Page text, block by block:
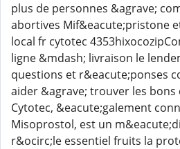
plus de personnes &agrave;
abortives Mif&eacute;pristone
local fr cytotec
ligne &mdash; livraison le
questions et r&eacute;ponses
aider &agrave; trouver les
Cytotec, &eacute;galement
Misoprostol, est un
r&ocirc;le essentiel fruits la